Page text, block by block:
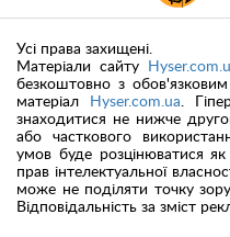
Усі права захищені.
Матеріали сайту
безкоштовно з
матеріал
Hyser.com.ua.
знаходитися не нижче
або часткового
умов буде розцінюватися
прав інтелектуальної
може не поділяти точку зору
Відповідальність за зміст